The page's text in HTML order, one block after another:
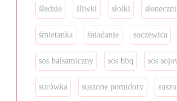
śledzie śliwki słoiki
śmietanka śniadanie soczewica
sos balsamiczny sos bbq sos
surówka suszone pomidory